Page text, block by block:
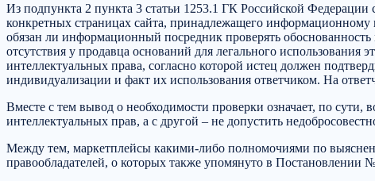
Из подпункта 2 пункта 3 статьи 1253.1 ГК Российской Федерации
конкретных страницах сайта, принадлежащего
обязан ли информационный посредник проверять
отсутствия у продавца оснований для легального
интеллектуальных права, согласно которой истец должен
индивидуализации и факт их использования ответчиком. На
Вместе с тем вывод о необходимости проверки означает, по
интеллектуальных прав, а с другой – не допустить
Между тем, маркетплейсы какими-либо полномочиями по
правообладателей, о которых также упомянуто в Постановлении